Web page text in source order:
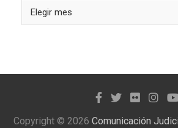
las
Copyright © 2026 Comunicación